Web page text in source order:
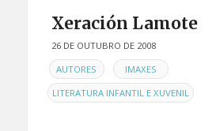
Xeración Lamote
26 DE OUTUBRO DE 2008
EN AUTORES , IMAXES ,
LITERATURA INFANTIL E XUVENIL